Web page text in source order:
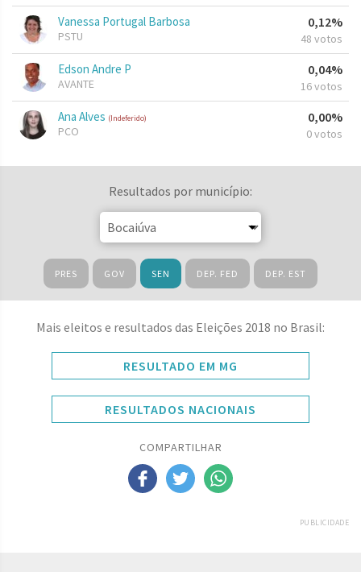
Vanessa Portugal Barbosa
PSTU
0,12%
48 votos
Edson Andre P
AVANTE
0,04%
16 votos
Ana Alves (Indeferido)
PCO
0,00%
0 votos
Resultados por município:
PRES GOV SEN DEP. FED DEP. EST
Mais eleitos e resultados das Eleições 2018 no Brasil:
RESULTADO EM MG
RESULTADOS NACIONAIS
COMPARTILHAR
PUBLICIDADE